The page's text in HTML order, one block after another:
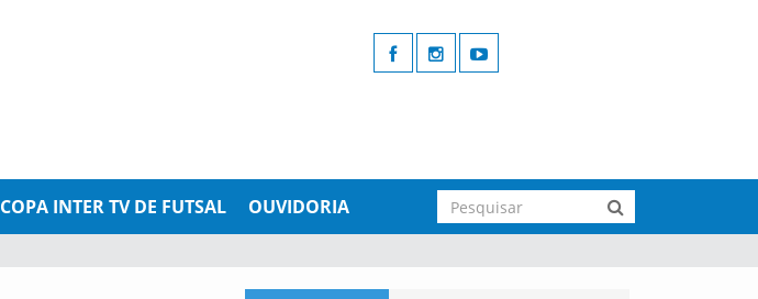
COPA INTER TV DE FUTSAL OUVIDORIA